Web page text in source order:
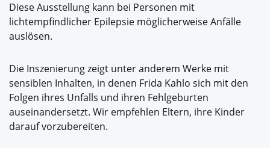
Diese Ausstellung kann bei Personen mit
lichtempfindlicher Epilepsie möglicherweise Anfälle
auslösen.
Die Inszenierung zeigt unter anderem Werke mit
sensiblen Inhalten, in denen Frida Kahlo sich mit den
Folgen ihres Unfalls und ihren Fehlgeburten
auseinandersetzt. Wir empfehlen Eltern, ihre Kinder
darauf vorzubereiten.